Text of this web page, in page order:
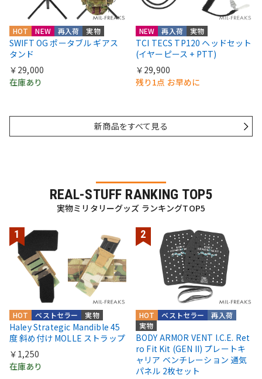
HOT NEW 再入荷 実物
SWIFT OG ポータブル ギアス
タンド
￥29,000
在庫あり
NEW 再入荷 実物
TCI TECS TP120 ヘッドセット
(イヤーピース + PTT)
￥29,900
残り1点 お早めに
新商品をすべて見る
REAL-STUFF RANKING TOP5
実物ミリタリーグッズ ランキングTOP5
実物
ベストセラー
HOT
Haley Strategic Mandible 45
度 斜め付け MOLLE ストラップ
￥1,250
在庫あり
実物
再入荷
ベストセラー
HOT
BODY ARMOR VENT I.C.E. Ret
ro Fit Kit (GEN II) プレートキ
ャリア ベンチレーション 通気
パネル 2枚セット